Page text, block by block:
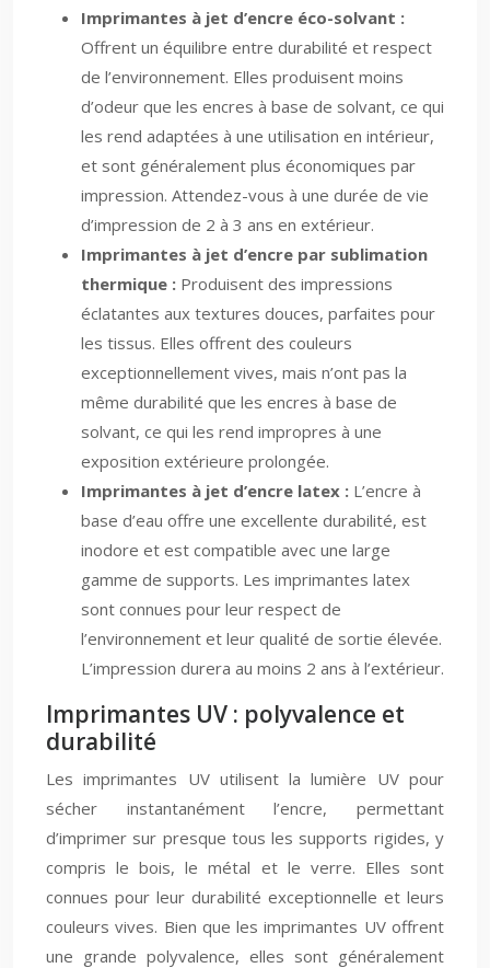
Imprimantes à jet d’encre éco-solvant :
Offrent un équilibre entre durabilité et respect
de l’environnement. Elles produisent moins
d’odeur que les encres à base de solvant, ce qui
les rend adaptées à une utilisation en intérieur,
et sont généralement plus économiques par
impression. Attendez-vous à une durée de vie
d’impression de 2 à 3 ans en extérieur.
Imprimantes à jet d’encre par sublimation
thermique : Produisent des impressions
éclatantes aux textures douces, parfaites pour
les tissus. Elles offrent des couleurs
exceptionnellement vives, mais n’ont pas la
même durabilité que les encres à base de
solvant, ce qui les rend impropres à une
exposition extérieure prolongée.
Imprimantes à jet d’encre latex : L’encre à
base d’eau offre une excellente durabilité, est
inodore et est compatible avec une large
gamme de supports. Les imprimantes latex
sont connues pour leur respect de
l’environnement et leur qualité de sortie élevée.
L’impression durera au moins 2 ans à l’extérieur.
Imprimantes UV : polyvalence et
durabilité
Les imprimantes UV utilisent la lumière UV pour
sécher instantanément l’encre, permettant
d’imprimer sur presque tous les supports rigides, y
compris le bois, le métal et le verre. Elles sont
connues pour leur durabilité exceptionnelle et leurs
couleurs vives. Bien que les imprimantes UV offrent
une grande polyvalence, elles sont généralement